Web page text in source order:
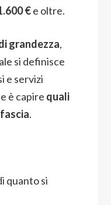
€e oltre.
grandezza,
si definisce
e servizi
è capire quali
.
quanto si